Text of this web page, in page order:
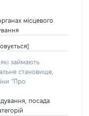
місцевого
займають
становище,
“Про
посада